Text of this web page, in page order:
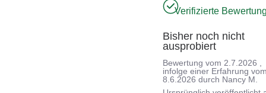
Verifizierte
Bisher noch nicht
ausprobiert
Bewertung vom 2.7.2026
infolge einer Erfahrung
8.6.2026 durch Nancy M.